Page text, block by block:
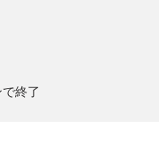
終了​